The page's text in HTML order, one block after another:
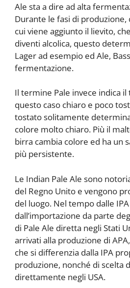
Ale sta a dire ad alta
Durante le fasi di produzione,
cui viene aggiunto il lievito,
diventi alcolica, questo
Lager ad esempio ed Ale,
fermentazione.
Il termine Pale invece indica il
questo caso chiaro e poco
tostato solitamente
colore molto chiaro. Più il
birra cambia colore ed ha un
più persistente.
Le Indian Pale Ale sono
del Regno Unito e vengono
del luogo. Nel tempo dalle
dall’importazione da parte
di Pale Ale diretta negli Stati
arrivati alla produzione di
che si differenzia dalla IPA
produzione, nonché di scelta
direttamente negli USA.